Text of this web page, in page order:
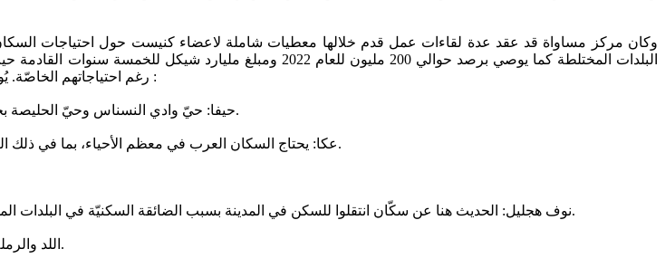
وكان مركز مساواة قد عقد عدة لقاءات عمل قدم خلالها معطيات شاملة لاعضاء كنيست حول احتياجات
البلدات المختلطة كما يوصي برصد حوالي 200 مليون للعام 2022
رغم احتياجاتهم الخاصّة. يُوصى مركز مساواة بدمج الأحياء في المدن التالية بتخصيص ميزانيات خاصة خلال السنة القادمة :
حيفا: حيّ وادي النسناس وحيّ الحليصة بحاجة إلى الاندماج في خطّة ترميم الأحياء والاستثمار بالفجوات التربوية والاجتماعية والتشغيلية.
عكا: يحتاج السكان العرب في معظم الأحياء، بما في ذلك البلدة القديمة وولفسون، إلى عناية خاصة بقضايا السكن والتعليم والرفاه الاجتماعي والتشغيلي.
نوف هجليل: الحديث هنا عن سكّان انتقلوا للسكن في المدينة بسبب الضائقة السكنيّة في البلدات المجاورة. الموضوع المركزيّ المطلوب هو إيلاء الاهتمام بالأطر التعليمية والمجتمعية والجماهيرية.
اللد والرملة: بحاجة إلى برنامج شامل يتضمّن معالجة الفقر، ترميم الأحياء، وتحسين مستوى جهاز التعليم.